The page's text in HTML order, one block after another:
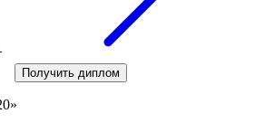
Получить диплом